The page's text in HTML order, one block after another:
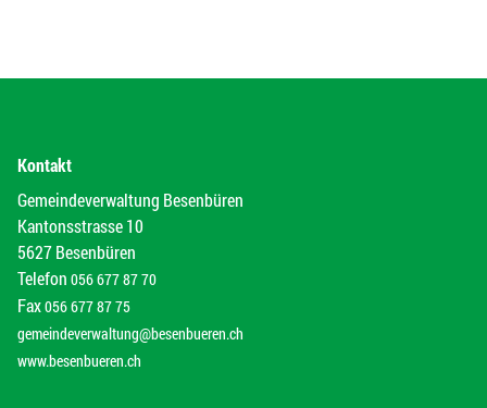
Kontakt
Gemeindeverwaltung Besenbüren
Kantonsstrasse 10
5627 Besenbüren
Telefon 056 677 87 70
Fax056 677 87 75
gemeindeverwaltung@besenbueren.ch
www.besenbueren.ch